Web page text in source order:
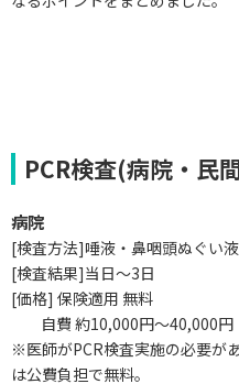
PCR検査(病院・民
病院
[検査方法]唾液・鼻咽頭ぬぐい
[検査結果]当日～3日
[価格] 保険適用 無料
自費 約10,000円～40,000円
※医師がPCR検査実施の必要が
は公費負担で無料。